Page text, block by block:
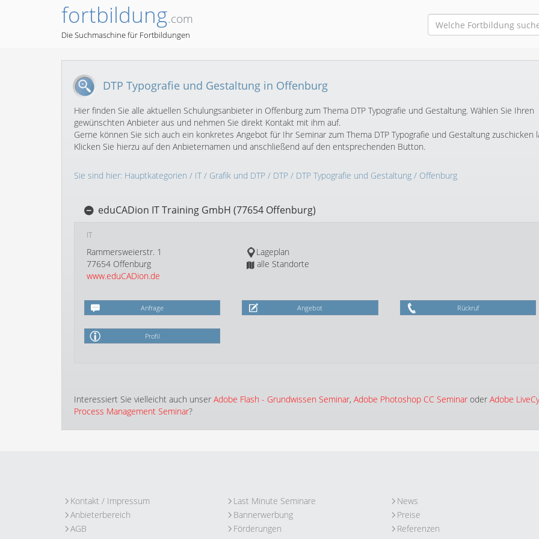
fortbildung.com
Die Suchmaschine für Fortbildungen
DTP Typografie und Gestaltung in Offenburg
Hier finden Sie alle aktuellen Schulungsanbieter in Offenburg zum Thema DTP Typografie und Gestaltung. Wählen Sie Ihren
gewünschten Anbieter aus und nehmen Sie direkt Kontakt mit ihm auf.
Gerne können Sie sich auch ein konkretes Angebot für Ihr Seminar zum Thema DTP Typografie und Gestaltung zuschicken
Klicken Sie hierzu auf den Anbieternamen und anschließend auf den entsprechenden Button.
Sie sind hier: Hauptkategorien / IT/ Grafik und DTP / DTP / DTP Typografie und Gestaltung / Offenburg
eduCADion IT Training GmbH (77654 Offenburg)
IT
Rammersweierstr. 1
77654 Offenburg
www.eduCADion.de
Lageplan
alle Standorte
Anfrage Angebot Rückruf
Profil
Interessiert Sie vielleicht auch unser Adobe Flash - Grundwissen Seminar, Adobe Photoshop CC Seminar oder Adobe
Process Management Seminar?
Kontakt / Impressum
Anbieterbereich
AGB
Last Minute Seminare
Bannerwerbung
Förderungen
News
Preise
Referenzen